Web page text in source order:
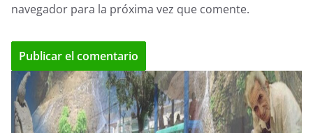
navegador para la próxima vez que comente.